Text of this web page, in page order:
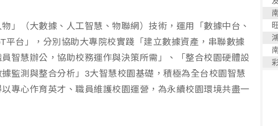
」（大數據、人工智慧、物聯網）技術，運用「數據中台、
平台」，分別協助大專院校實踐「建立數據資產，串聯數據
智慧辦公，協助校務運作與決策所需」、「整合校園硬體設
監測與整合分析」3大智慧校園基礎，積極為全台校園智慧
專心作育英才、職員維護校園運營，為永續校園環境共盡一